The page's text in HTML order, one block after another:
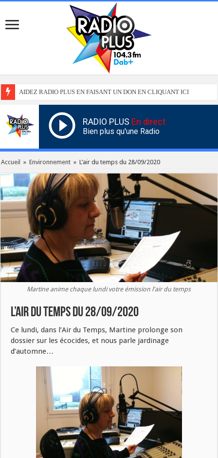
AIDEZ RADIO PLUS EN FAISANT UN DON EN CLIQUANT ICI
RADIO PLUS En direct
Bien plus qu'une Radio
Accueil » Environnement » L’air du temps du 28/09/2020
Martine anime chaque lundi votre émission l'air du temps
L’air du temps du 28/09/2020
Ce lundi, dans l’Air du Temps, Martine prolonge son
dossier sur les écocides, et nous parle jardinage
d’automne…